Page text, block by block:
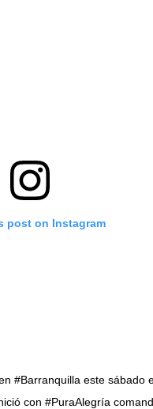
post on Instagram
#Barranquilla este sábado
con #PuraAlegría